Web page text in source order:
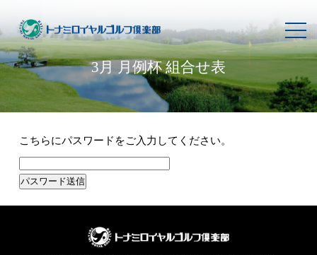
3月 月例杯 組合せ表
こちらにパスワードをご入力してください。